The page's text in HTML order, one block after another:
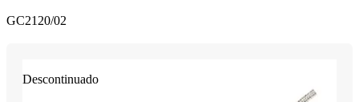
GC2120/02
Descontinuado